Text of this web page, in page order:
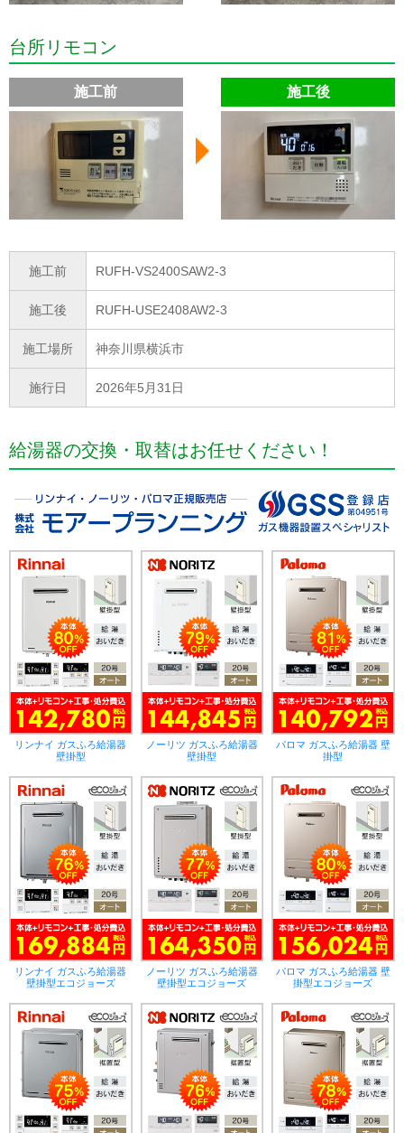
台所リモコン
施工前 施工後
施工前 RUFH-VS2400SAW2-3
施工後 RUFH-USE2408AW2-3
施工場所 神奈川県横浜市
施行日 2026年5月31日
給湯器の交換・取替はお任せください！
リンナイ ガスふろ給湯器
壁掛型
ノーリツ ガスふろ給湯器
壁掛型
パロマ ガスふろ給湯器 壁
掛型
リンナイ ガスふろ給湯器
壁掛型エコジョーズ
ノーリツ ガスふろ給湯器
壁掛型エコジョーズ
パロマ ガスふろ給湯器 壁
掛型エコジョーズ